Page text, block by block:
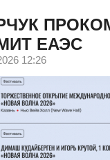
ЕАЭС
12:26